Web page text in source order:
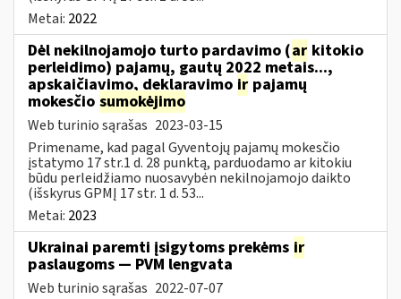
Metai: 2022
Dėl nekilnojamojo turto pardavimo (ar kitokio
perleidimo) pajamų, gautų 2022 metais...,
apskaičiavimo, deklaravimo ir pajamų
mokesčio sumokėjimo
Web turinio sąrašas 2023-03-15
Primename, kad pagal Gyventojų pajamų mokesčio
įstatymo 17 str.1 d. 28 punktą, parduodamo ar kitokiu
būdu perleidžiamo nuosavybėn nekilnojamojo daikto
(išskyrus GPMĮ 17 str. 1 d. 53...
Metai: 2023
Ukrainai paremti įsigytoms prekėms ir
paslaugoms — PVM lengvata
Web turinio sąrašas 2022-07-07